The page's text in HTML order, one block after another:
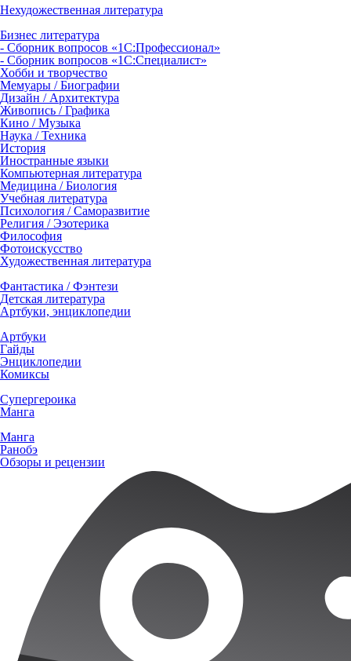
Нехудожественная литература
Бизнес литература
- Сборник вопросов «1С:Профессионал»
- Сборник вопросов «1С:Специалист»
Хобби и творчество
Мемуары / Биографии
Дизайн / Архитектура
Живопись / Графика
Кино / Музыка
Наука / Техника
История
Иностранные языки
Компьютерная литература
Медицина / Биология
Учебная литература
Психология / Саморазвитие
Религия / Эзотерика
Философия
Фотоискусство
Художественная литература
Фантастика / Фэнтези
Детская литература
Артбуки, энциклопедии
Артбуки
Гайды
Энциклопедии
Комиксы
Супергероика
Манга
Манга
Ранобэ
Обзоры и рецензии